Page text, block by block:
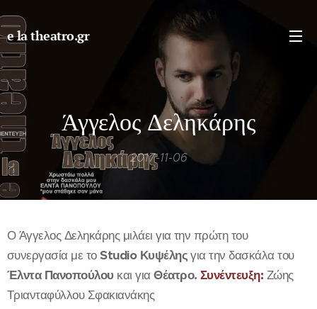
e la theatro.gr
Άγγελος Δεληκάρης
2017-11-06
Ο Άγγελος Δεληκάρης μιλάει για την πρώτη του
συνεργασία με το Studio Κυψέληςγια την δασκάλα του
Έλντα Πανοπούλου και γιαΘέατρο. Συνέντευξη: Ζώης
Τριανταφύλλου Σφακιανάκης